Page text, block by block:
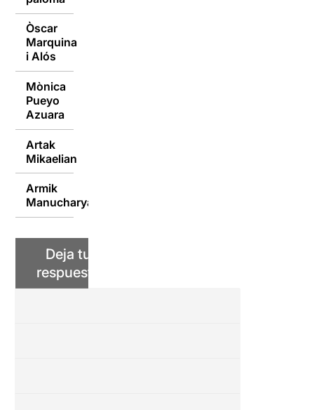
Òscar
Marquina
i Alós
Mònica
Pueyo
Azuara
Artak
Mikaelian
Armik
Manucharyan
Deja tu
respuesta